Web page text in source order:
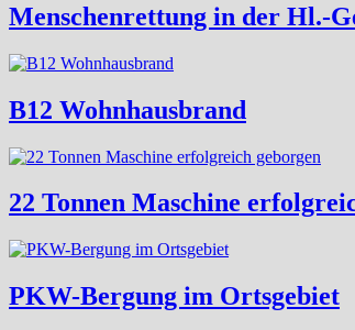
Menschenrettung in der Hl.-
B12 Wohnhausbrand
22 Tonnen Maschine
PKW-Bergung im Ortsgebiet